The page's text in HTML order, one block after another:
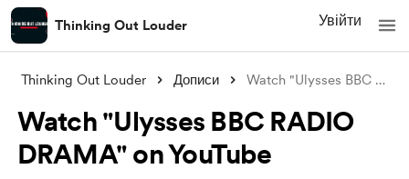
Thinking Out Louder Увійти
Thinking Out Louder Дописи Watch "Ulysses BBC RADIO DRAMA"
Watch "Ulysses BBC RADIO
DRAMA" on YouTube